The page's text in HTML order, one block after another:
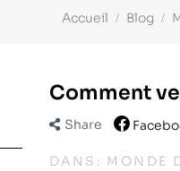
Accueil Blog
Comment
Share
DANS: MONDE